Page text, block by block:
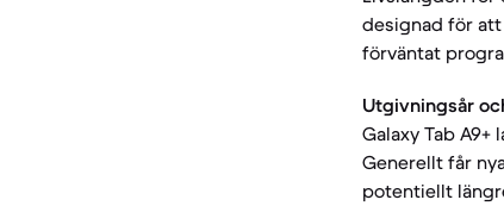
designad för
förväntat
Utgivningsår
Galaxy Tab
Generellt får
potentiellt